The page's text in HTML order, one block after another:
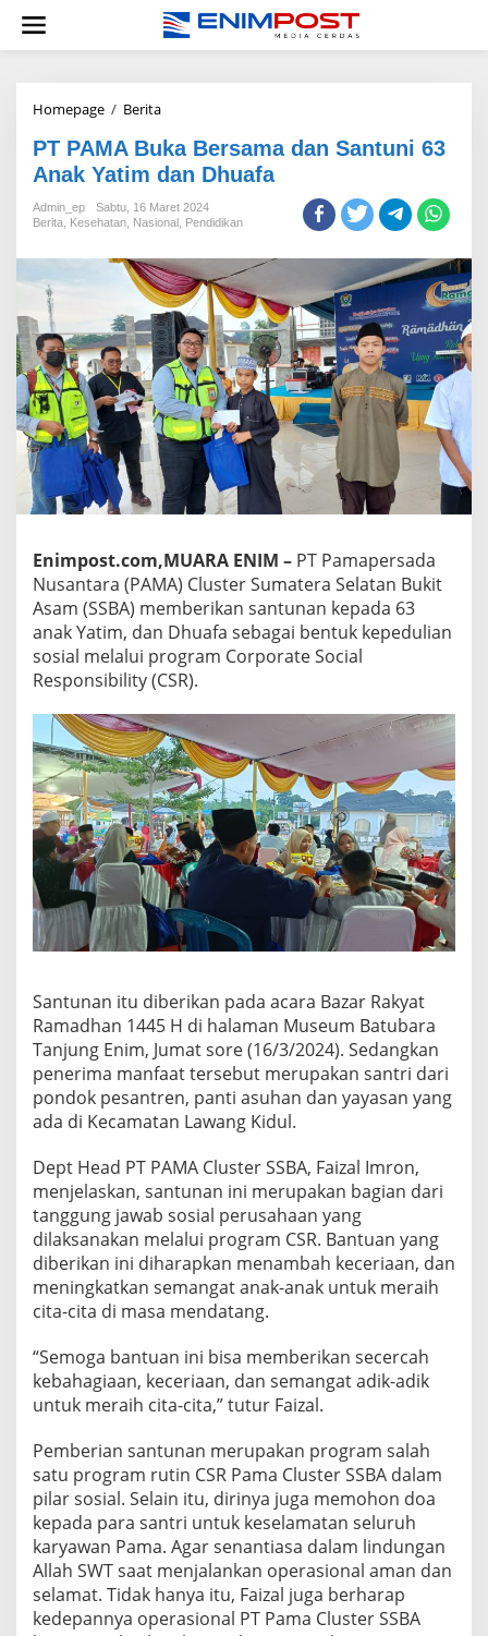
konten
Homepage / BeritaPT
Buka
Bersama
dan
Santuni
63
Yatim
dan
Dhuafa
PT PAMA Buka Bersama dan Santuni 63
Anak Yatim dan Dhuafa
Admin_ep
Sabtu, 16 Maret 2024
Berita Kesehatan Nasional Pendidikan
Enimpost.com,MUARA ENIM – PT Pamapersada
Nusantara (PAMA) Cluster Sumatera Selatan Bukit
Asam (SSBA) memberikan santunan kepada 63
anak Yatim, dan Dhuafa sebagai bentuk kepedulian
sosial melalui program Corporate Social
Responsibility (CSR).
Santunan itu diberikan pada acara Bazar Rakyat
Ramadhan 1445 H di halaman Museum Batubara
Tanjung Enim, Jumat sore (16/3/2024). Sedangkan
penerima manfaat tersebut merupakan santri dari
pondok pesantren, panti asuhan dan yayasan yang
ada di Kecamatan Lawang Kidul.
Dept Head PT PAMA Cluster SSBA, Faizal Imron,
menjelaskan, santunan ini merupakan bagian dari
tanggung jawab sosial perusahaan yang
dilaksanakan melalui program CSR. Bantuan yang
diberikan ini diharapkan menambah keceriaan, dan
meningkatkan semangat anak-anak untuk meraih
cita-cita di masa mendatang.
“Semoga bantuan ini bisa memberikan secercah
kebahagiaan, keceriaan, dan semangat adik-adik
untuk meraih cita-cita,” tutur Faizal.
Pemberian santunan merupakan program salah
satu program rutin CSR Pama Cluster SSBA dalam
pilar sosial. Selain itu, dirinya juga memohon doa
kepada para santri untuk keselamatan seluruh
karyawan Pama. Agar senantiasa dalam lindungan
Allah SWT saat menjalankan operasional aman dan
selamat. Tidak hanya itu, Faizal juga berharap
kedepannya operasional PT Pama Cluster SSBA